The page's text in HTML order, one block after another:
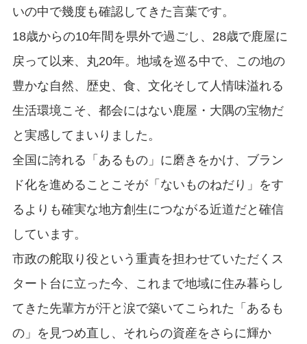
いの中で幾度も確認してきた言葉です。
18歳からの10年間を県外で過ごし、28歳で鹿屋に
戻って以来、丸20年。地域を巡る中で、この地の
豊かな自然、歴史、食、文化そして人情味溢れる
生活環境こそ、都会にはない鹿屋・大隅の宝物だ
と実感してまいりました。
全国に誇れる「あるもの」に磨きをかけ、ブラン
ド化を進めることこそが「ないものねだり」をす
るよりも確実な地方創生につながる近道だと確信
しています。
市政の舵取り役という重責を担わせていただくス
タート台に立った今、これまで地域に住み暮らし
てきた先輩方が汗と涙で築いてこられた「あるも
の」を見つめ直し、それらの資産をさらに輝か